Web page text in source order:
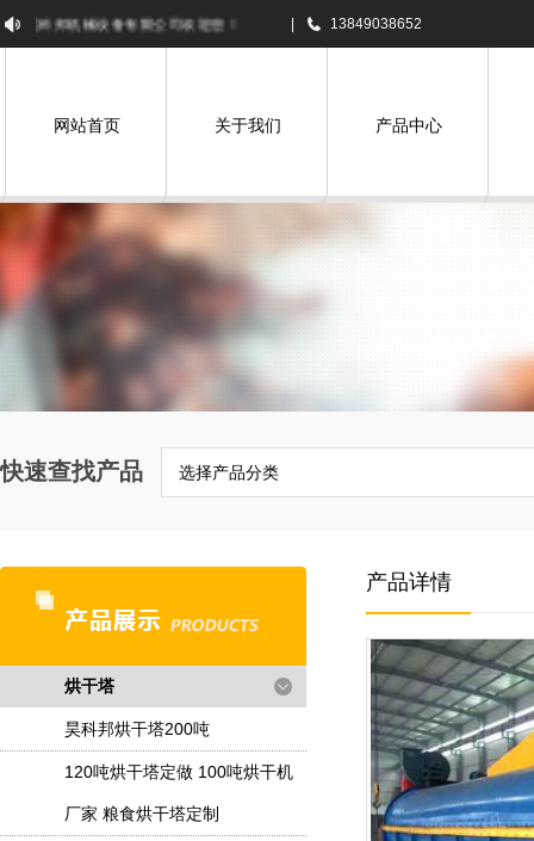
邦机械设备有限公司欢迎您！ 13849038652
网站首页 关于我们 产品中心
快速查找产品 选择产品分类
烘干塔
昊科邦烘干塔200吨
120吨烘干塔定做 100吨烘干机
厂家 粮食烘干塔定制
产品详情